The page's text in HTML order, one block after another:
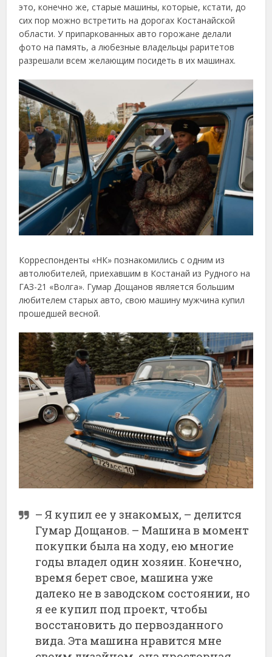
это, конечно же, старые машины, которые, кстати, до
сих пор можно встретить на дорогах Костанайской
области. У припаркованных авто горожане делали
фото на память, а любезные владельцы раритетов
разрешали всем желающим посидеть в их машинах.
Корреспонденты «НК» познакомились с одним из
автолюбителей, приехавшим в Костанай из Рудного на
ГАЗ-21 «Волга». Гумар Дощанов является большим
любителем старых авто, свою машину мужчина купил
прошедшей весной.
– Я купил ее у знакомых, – делится
Гумар Дощанов. – Машина в момент
покупки была на ходу, ею многие
годы владел один хозяин. Конечно,
время берет свое, машина уже
далеко не в заводском состоянии, но
я ее купил под проект, чтобы
восстановить до первозданного
вида. Эта машина нравится мне